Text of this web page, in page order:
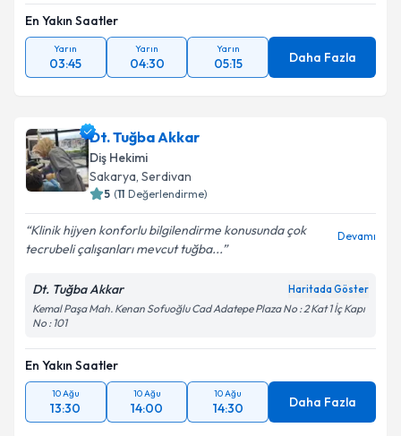
En Yakın Saatler
Yarın
03:45
Yarın
04:30
Yarın
05:15 Daha Fazla
Dt. Tuğba Akkar
Diş Hekimi
Sakarya, Serdivan
5 (11 Değerlendirme)
Klinik hijyen konforlu bilgilendirme konusunda çok
tecrubeli çalışanları mevcut tuğba...
Devamı
Dt. Tuğba Akkar Haritada Göster
Kemal Paşa Mah. Kenan Sofuoğlu Cad Adatepe Plaza No : 2 Kat 1 İç Kapı
No : 101
En Yakın Saatler
10 Ağu
13:30
10 Ağu
14:00
10 Ağu
14:30 Daha Fazla